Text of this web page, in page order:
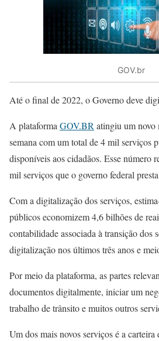
GOV.br
Até o final de 2022, o Governo deve
A plataformaGOV.BRatingiu um novo
semana com um total de 4 mil serviços
disponíveis aos cidadãos. Esse número
mil serviços que o governo federal
Com a digitalização dos serviços,
públicos economizem 4,6 bilhões de
contabilidade associada à transição dos
digitalização nos últimos três anos e
Por meio da plataforma, as partes
documentos digitalmente, iniciar um
trabalho de trânsito e muitos outros
Um dos mais novos serviços é a